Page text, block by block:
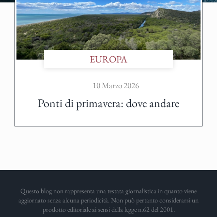
EUROPA
10 Marzo 2026
Ponti di primavera: dove andare
Questo blog non rappresenta una testata giornalistica in quanto viene
aggiornato senza alcuna periodicità. Non può pertanto considerarsi un
prodotto editoriale ai sensi della legge n.62 del 2001.